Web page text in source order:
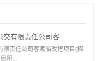
交有限责任公司客
限责任公司客渡船改建项目(招
所...